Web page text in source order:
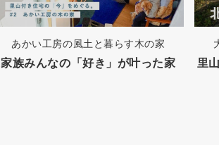
あかい工房の風土と暮らす木の家
家族みんなの「好き」が叶った家
里